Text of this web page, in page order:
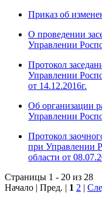
Приказ об
О проведении
Управлении
Протокол
Управлении
от 14.12.2016г.
Об организации
Управлении
Протокол
при Управлении
области от
Страницы 1 - 20 из 28
Начало | Пред. | 1 2 |